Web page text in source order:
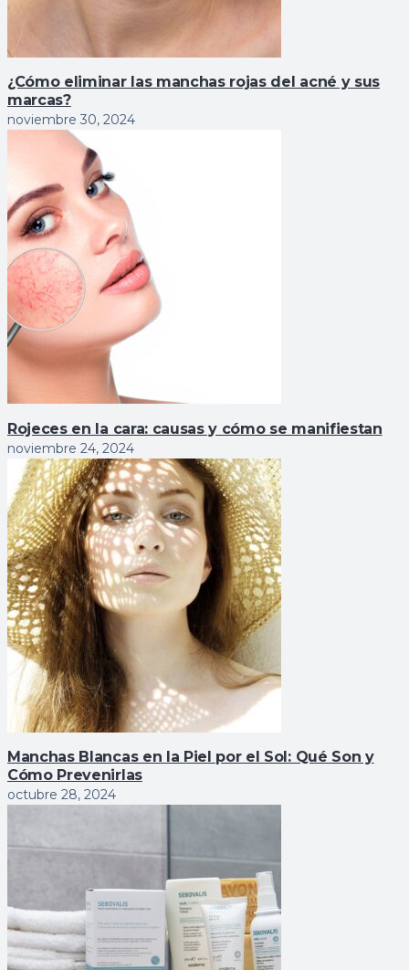
¿Cómo eliminar las manchas rojas del acné y sus
marcas?
noviembre 30, 2024
Rojeces en la cara: causas y cómo se manifiestan
noviembre 24, 2024
Manchas Blancas en la Piel por el Sol: Qué Son y
Cómo Prevenirlas
octubre 28, 2024